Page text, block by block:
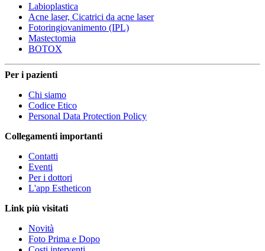
Labioplastica
Acne laser, Cicatrici da acne laser
Fotoringiovanimento (IPL)
Mastectomia
BOTOX
Per i pazienti
Chi siamo
Codice Etico
Personal Data Protection Policy
Collegamenti importanti
Contatti
Eventi
Per i dottori
L'app Estheticon
Link più visitati
Novità
Foto Prima e Dopo